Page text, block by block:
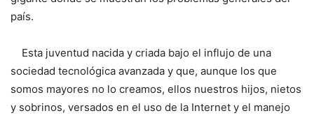
país.
Esta juventud nacida y criada bajo el influjo de una
sociedad tecnológica avanzada y que, aunque los que
somos mayores no lo creamos, ellos nuestros hijos, nietos
y sobrinos, versados en el uso de la Internet y el manejo